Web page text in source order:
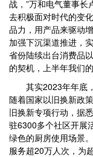
战，”万和电气董事长
去积极面对时代的变
品力，用产品来驱动
加强下沉渠道推进，
省份陆续出台消费品
的契机，上半年我们
其实2023年年底，
随着国家以旧换新政
旧换新专项行动，据
驻6300多个社区开展
绿色的厨房使用场景
服务超20万人次，为